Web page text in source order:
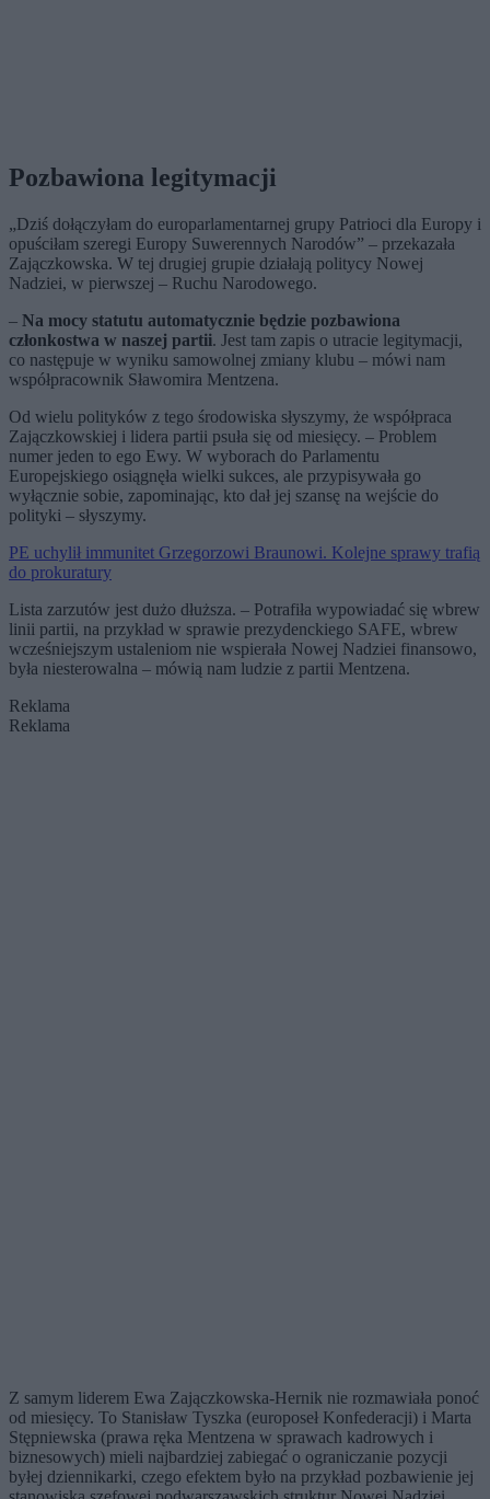
Pozbawiona legitymacji
„Dziś dołączyłam do europarlamentarnej grupy Patrioci dla Europy i
opuściłam szeregi Europy Suwerennych Narodów” – przekazała
Zajączkowska. W tej drugiej grupie działają politycy Nowej
Nadziei, w pierwszej – Ruchu Narodowego.
– Na mocy statutu automatycznie będzie pozbawiona
członkostwa w naszej partii. Jest tam zapis o utracie legitymacji,
co następuje w wyniku samowolnej zmiany klubu – mówi nam
współpracownik Sławomira Mentzena.
Od wielu polityków z tego środowiska słyszymy, że współpraca
Zajączkowskiej i lidera partii psuła się od miesięcy. – Problem
numer jeden to ego Ewy. W wyborach do Parlamentu
Europejskiego osiągnęła wielki sukces, ale przypisywała go
wyłącznie sobie, zapominając, kto dał jej szansę na wejście do
polityki – słyszymy.
PE uchylił immunitet Grzegorzowi Braunowi. Kolejne sprawy trafią
do prokuratury
Lista zarzutów jest dużo dłuższa. – Potrafiła wypowiadać się wbrew
linii partii, na przykład w sprawie prezydenckiego SAFE, wbrew
wcześniejszym ustaleniom nie wspierała Nowej Nadziei finansowo,
była niesterowalna – mówią nam ludzie z partii Mentzena.
Reklama
Reklama
Z samym liderem Ewa Zajączkowska-Hernik nie rozmawiała ponoć
od miesięcy. To Stanisław Tyszka (europoseł Konfederacji) i Marta
Stępniewska (prawa ręka Mentzena w sprawach kadrowych i
biznesowych) mieli najbardziej zabiegać o ograniczanie pozycji
byłej dziennikarki, czego efektem było na przykład pozbawienie jej